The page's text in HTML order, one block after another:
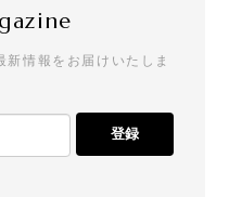
情報をお届けいたしま
登録